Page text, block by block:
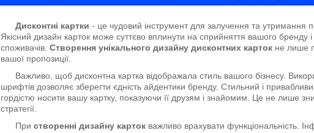
Дисконтні картки - це чудовий інструмент для залучення та утримання
Якісний дизайн карток може суттєво вплинути на сприйняття вашого бренду
споживачів. Створення унікального дизайну дисконтних картокне лише
вашої пропозиції.
Важливо, щоб дисконтна картка відображала стиль вашого бізнесу.
шрифтів дозволяє зберегти єдність айдентики бренду. Стильний і
гордістю носити вашу картку, показуючи її друзям і знайомим. Це не лише
стратегії.
Пристворенні дизайну карток важливо врахувати функціональність.